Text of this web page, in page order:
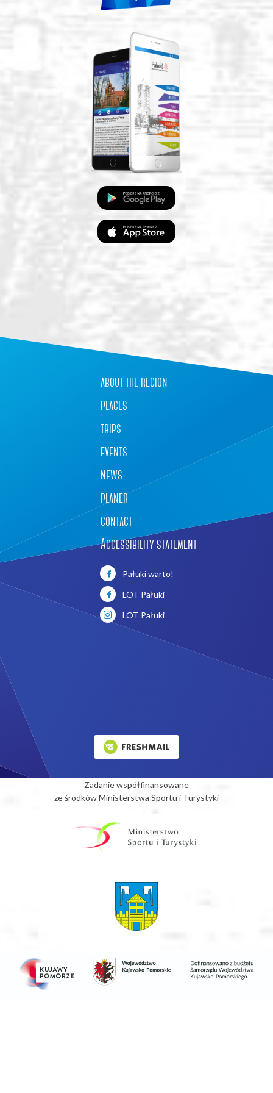
about the region
places
trips
events
news
planer
contact
Accessibility statement
Pałuki warto!
LOT Pałuki
LOT Pałuki
Zadanie współfinansowane
ze środków Ministerstwa Sportu i Turystyki